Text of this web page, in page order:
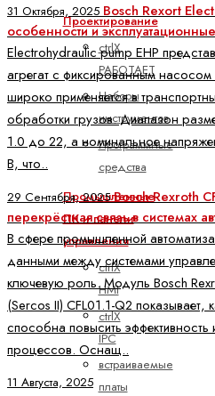
Проектирование
ctrlX
РАБОТАЕТ
Наборы
инструментов
Программные
средства
Промышленные
ПК и панели
управления
ctrlX
HMI
ctrlX
IPC
встраиваемые
платы
31 Октября, 2025 Bosch Rexort
особенности и
Electrohydraulic pump EHP
агрегат с фиксированным насосом
широко применяется в
обработки грузов. Диапазон
1.0 до 22, а номинальное
В, что..
29 Сентября, 2025Bosch Rexroth
перекрёстная связь в системах
В сфере промышленной
данными между системами
ключевую роль. Модуль Bosch
(Sercos II) CFL01.1-Q2
способна повысить эффективность
процессов. Оснащ..
11 Августа, 2025